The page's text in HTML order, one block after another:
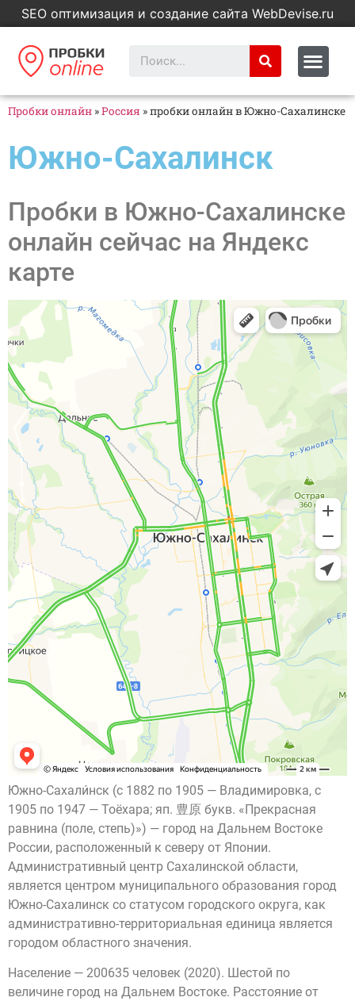
SEO оптимизация и создание сайта WebDevise.ru
Пробки онлайн »Россия »пробки онлайн в Южно-Сахалинске
Южно-Сахалинск
Пробки в Южно-Сахалинске
онлайн сейчас на Яндекс
карте
Ю́жно-Сахали́нск (с 1882 по 1905 — Владимировка, с
1905 по 1947 — Тоёхара; яп. 豊原 букв. «Прекрасная
равнина (поле, степь)») — город на Дальнем Востоке
России, расположенный к северу от Японии.
Административный центр Сахалинской области,
является центром муниципального образования город
Южно-Сахалинск со статусом городского округа, как
административно-территориальная единица является
городом областного значения.
Население — 200635 человек (2020). Шестой по
величине город на Дальнем Востоке. Расстояние от